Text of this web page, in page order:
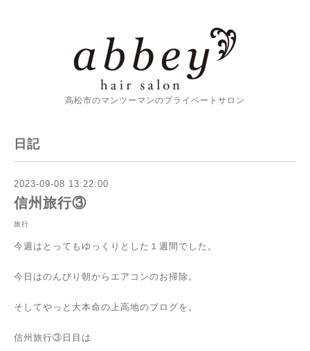
高松市のマンツーマンのプライベートサロン
日記
2023-09-08 13:22:00
信州旅行③
旅行
今週はとってもゆっくりとした１週間でした。
今日はのんびり朝からエアコンのお掃除。
そしてやっと大本命の上高地のブログを。
信州旅行③日目は